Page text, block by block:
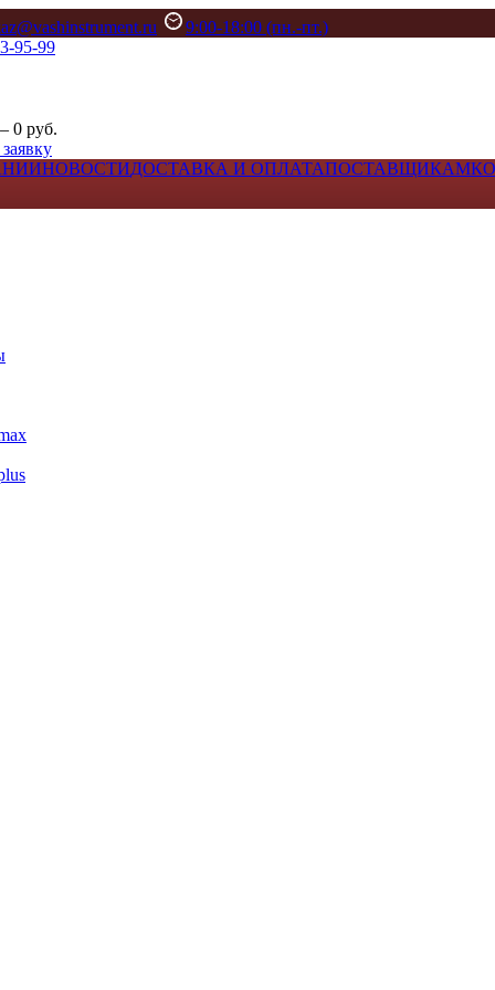
9:00-18:00 (пн.-пт.)
95-99
0 руб.
НОВОСТИДОСТАВКА И ОПЛАТАПОСТАВЩИКАМ